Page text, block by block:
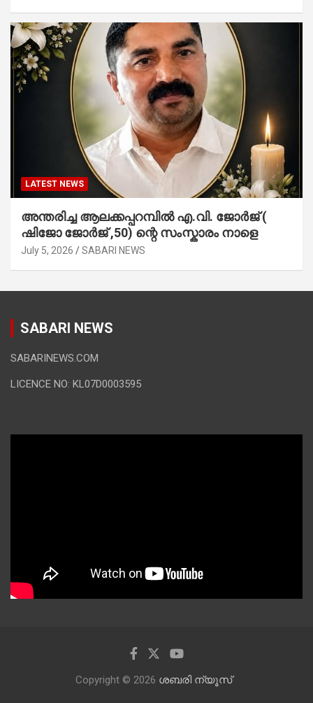
LATEST NEWS
അന്തരിച്ച ആ​ല​ക്ക​പ്പ​റമ്പിൽ​ എ.​വി. ജോ​ർ​ജ് (
ഷിജോ ജോർജ് ,50) ന്റെ സംസ്കാരം നാളെ
July 5, 2026 SABARI NEWS
SABARI NEWS
SABARINEWS.COM
LICENCE NO: KL07D0003595
Copyright © 2026 ശബരി ന്യൂസ്